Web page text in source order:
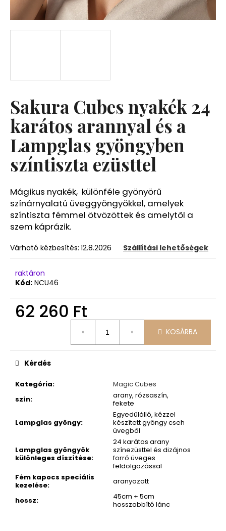
Sakura Cubes nyakék 24
karátos arannyal és a
Lampglas gyöngyben
színtiszta ezüsttel
Mágikus nyakék, különféle gyönyörű
színárnyalatú üveggyöngyökkel, amelyek
színtiszta fémmel ötvözöttek és amelytől a
szem káprázik.
Várható kézbesítés: 12.8.2026 Szállítási lehetőségek
raktáron
Kód: NCU46
62 260 Ft
KOSÁRBA
Kategória:
Magic Cubes
szín:
arany, rózsaszín,
fekete
Lampglas gyöngy:
Egyedülálló, kézzel
készített gyöngy cseh
üvegből
Lampglas gyöngyök
különleges díszítése:
24 karátos arany
színezüsttel és dizájnos
forró üveges
feldolgozással
Fém kapocs speciális
kezelése:
aranyozott
hossz:
45cm + 5cm
hosszabbító lánc
Kérdés
A
k